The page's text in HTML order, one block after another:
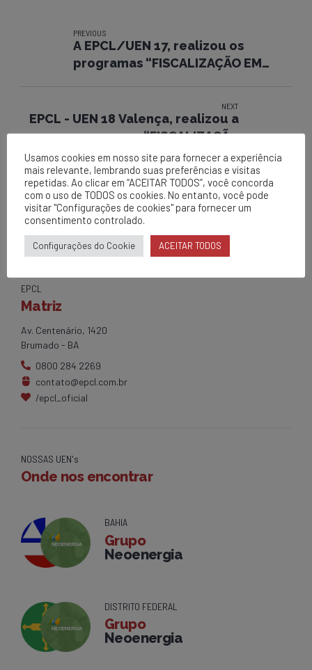
PREVIOUS
A EPCL/UEN 17, realizou os
programas “FISCALIZAÇÃO EM
NEXT
EPCL - UEN 18 Valença, realizou a
“FISCALIZAÇÃO
PRÓPRIA/CAMPANHA 30 MINUTOS”
EPCL
Matriz
Av. Centenário, 1420
Brumado - BA
0800 284 2269
contato@epcl.com.br
/epcl_oficial
NOSSAS UEN's
Onde nos encontrar
BAHIA
Grupo
Neoenergia
DISTRITO FEDERAL
Grupo
Neoenergia
Usamos cookies em nosso site para fornecer a experiência
mais relevante, lembrando suas preferências e visitas
repetidas. Ao clicar em “ACEITAR TODOS”, você concorda
com o uso de TODOS os cookies. No entanto, você pode
visitar "Configurações de cookies" para fornecer um
consentimento controlado.
Configurações do Cookie ACEITAR TODOS